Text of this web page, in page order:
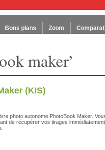
Bons plans Zoom
maker’
(KIS)
photo autonome PhotoBook Maker.
de récupérer vos tirages